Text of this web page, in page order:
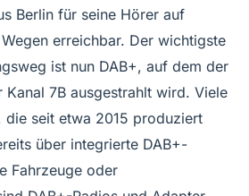
Berlin für seine Hörer auf
erreichbar. Der wichtigste
ist nun DAB+, auf dem der
Kanal 7B ausgestrahlt wird. Viele
die seit etwa 2015 produziert
über integrierte DAB+-
Fahrzeuge oder